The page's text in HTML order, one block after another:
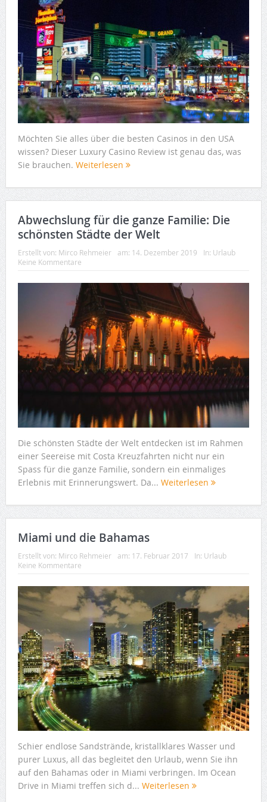
Möchten Sie alles über die besten Casinos in den USA
wissen? Dieser Luxury Casino Review ist genau das, was
Sie brauchen. Weiterlesen
Abwechslung für die ganze Familie: Die
schönsten Städte der Welt
Erstellt von: Mirco Rehmeier am: 14. Dezember 2019 In: Urlaub
Keine Kommentare
Die schönsten Städte der Welt entdecken ist im Rahmen
einer Seereise mit Costa Kreuzfahrten nicht nur ein
Spass für die ganze Familie, sondern ein einmaliges
Erlebnis mit Erinnerungswert. Da... Weiterlesen
Miami und die Bahamas
Erstellt von: Mirco Rehmeier am: 17. Februar 2017 In: Urlaub
Keine Kommentare
Schier endlose Sandstrände, kristallklares Wasser und
purer Luxus, all das begleitet den Urlaub, wenn Sie ihn
auf den Bahamas oder in Miami verbringen. Im Ocean
Drive in Miami treffen sich d... Weiterlesen